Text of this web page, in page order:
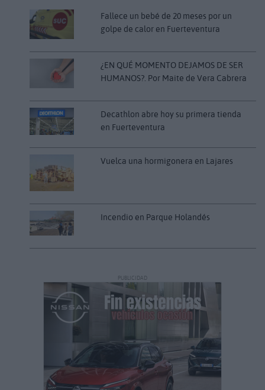
Fallece un bebé de 20 meses por un
golpe de calor en Fuerteventura
¿EN QUÉ MOMENTO DEJAMOS DE SER
HUMANOS?. Por Maite de Vera Cabrera
Decathlon abre hoy su primera tienda
en Fuerteventura
Vuelca una hormigonera en Lajares
Incendio en Parque Holandés
PUBLICIDAD